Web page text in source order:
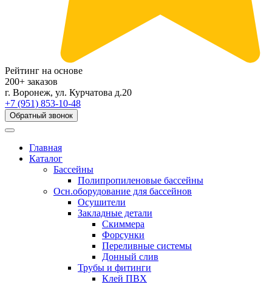
Рейтинг на основе
200+ заказов
г. Воронеж, ул. Курчатова д.20
+7 (951) 853-10-48
Обратный звонок
Главная
Каталог
Бассейны
Полипропиленовые бассейны
Осн.оборудование для бассейнов
Осушители
Закладные детали
Скиммера
Форсунки
Переливные системы
Донный слив
Трубы и фитинги
Клей ПВХ